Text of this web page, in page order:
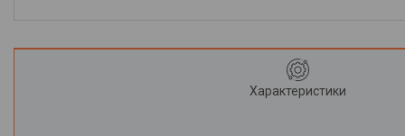
Характеристики